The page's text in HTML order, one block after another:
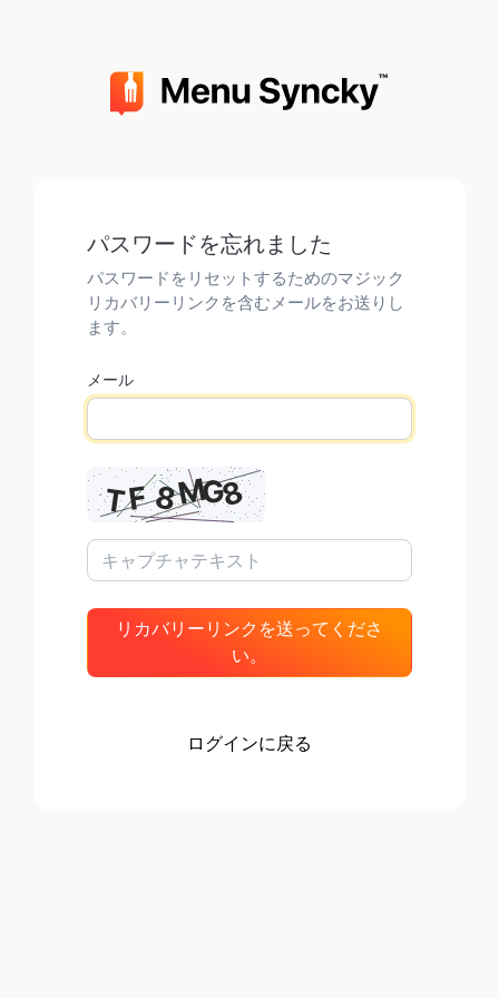
パスワードを忘れました
パスワードをリセットするためのマジック
リカバリーリンクを含むメールをお送りし
ます。
メール
リカバリーリンクを送ってくださ
い。
ログインに戻る